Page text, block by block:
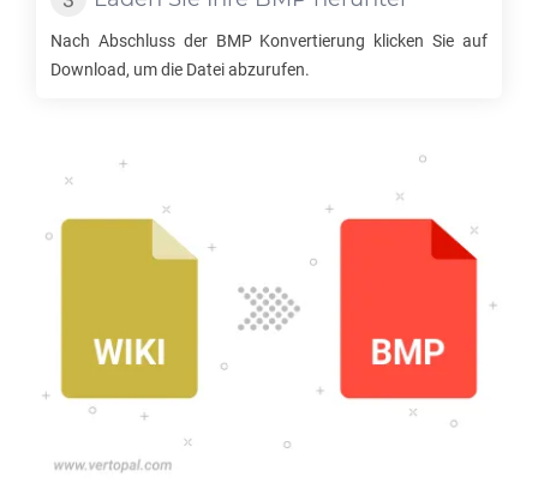
Nach Abschluss der BMPKonvertierung klicken Sie auf
Download, um die Datei abzurufen.